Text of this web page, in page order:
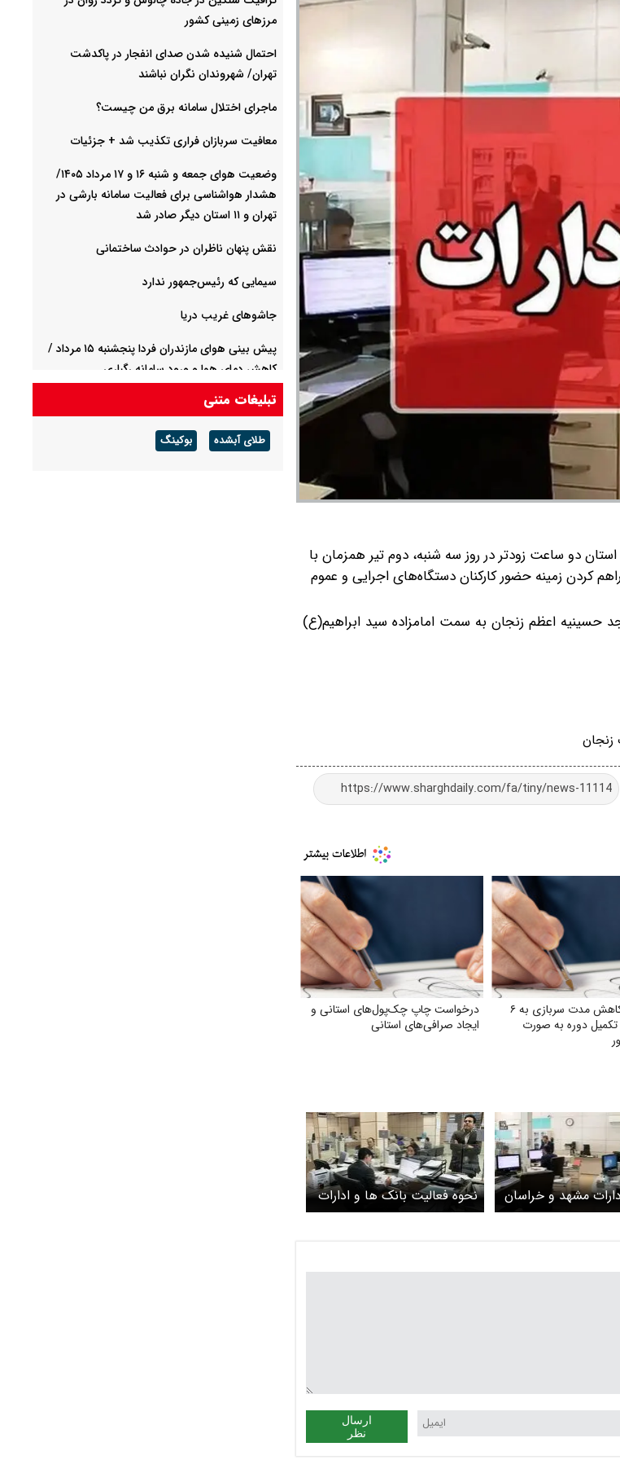
دو ساعت زودتر در روز سه شنبه، دوم تیر همزمان با
کردن زمینه حضور کارکنان دستگاه‌های اجرایی و عموم
فردا سه شنبه از ساعت ۱۴ ظهر از مقابل مسجد حسینیه اعظم زنجان به سمت امامزاده سید ابراهیم(ع)
زنجان
درخواست کاهش مدت سربازی به ۶
تکمیل دوره به صورت
درخواست چاپ چک‌‌پول‌‌های استانی و
ایجاد صرافی‌‌های استانی
مشهد و خراسان
عادی برگشت +
نحوه فعالیت بانک ها و ادارات
خراسان رضوی از ۱۵ فروردین
ارسال
نظر
مرزهای زمینی کشور
احتمال شنیده شدن صدای انفجار در پاکدشت
تهران/ شهروندان نگران نباشند
ماجرای اختلال سامانه برق من چیست؟
معافیت سربازان فراری تکذیب شد + جزئیات
وضعیت هوای جمعه و شنبه ۱۶ و ۱۷ مرداد ۱۴۰۵/
هشدار هواشناسی برای فعالیت سامانه بارشی در
تهران و ۱۱ استان دیگر صادر شد
نقش پنهان ناظران در حوادث ساختمانی
سیمایی که رئیس‌جمهور ندارد
جاشوهای غریب دریا
پیش بینی هوای مازندران فردا پنجشنبه ۱۵ مرداد /
کاهش دمای هوا و ورود سامانه رگباری
یک فوتی و سه مصدوم در پی انفجار در یک جایگاه
سی ان جی
تبلیغات متنی
طلای آبشده بوکینگ